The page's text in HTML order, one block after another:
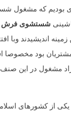
بودیم که مشغول
شستشوی فرش
اندیشیدند وبا
بود مخصوصا
مشغول در این صنف
که یکی از کشورهای